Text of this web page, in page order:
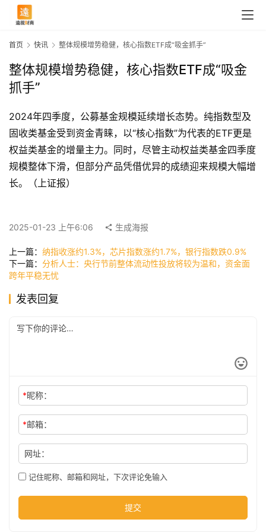
首
快
讯
司
尚
科
技
首页 快讯 整体规模增势稳健，核心指数ETF成“吸金抓手”
整体规模增势稳健，核心指数ETF成“吸金
抓手”
2024年四季度，公募基金规模延续增长态势。纯指数型及
固收类基金受到资金青睐，以“核心指数”为代表的ETF更是
权益类基金的增量主力。同时，尽管主动权益类基金四季度
规模整体下滑，但部分产品凭借优异的成绩迎来规模大幅增
长。（上证报）
2025-01-23 上午6:06 生成海报
上一篇： 纳指收涨约1.3%，芯片指数涨约1.7%，银行指数跌0.9%
下一篇： 分析人士：央行节前整体流动性投放将较为温和，资金面
跨年平稳无忧
发表回复
*昵称：
*邮箱：
网址：
记住昵称、邮箱和网址，下次评论免输入
提交